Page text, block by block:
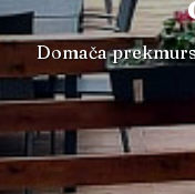
Domača